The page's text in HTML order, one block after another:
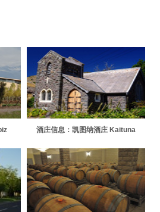
酒庄信息：凯图纳酒庄 Kaituna